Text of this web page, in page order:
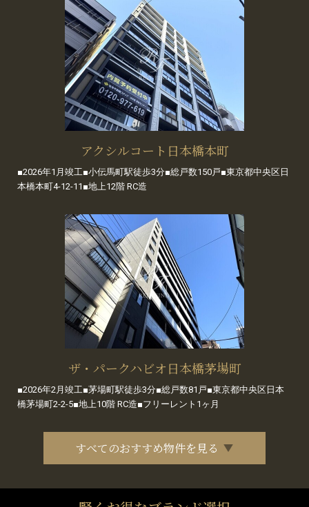
アクシルコート日本橋本町
■2026年1月竣工■小伝馬町駅徒歩3分■総戸数150戸■東京都中央区日
本橋本町4-12-11■地上12階 RC造
ザ・パークハビオ日本橋茅場町
■2026年2月竣工■茅場町駅徒歩3分■総戸数81戸■東京都中央区日本
橋茅場町2-2-5■地上10階 RC造■フリーレント1ヶ月
すべてのおすすめ物件を見る